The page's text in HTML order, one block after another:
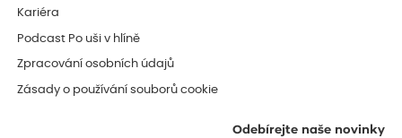
Kariéra
Podcast Po uši v hlíně
Zpracování osobních údajů
Zásady o používání souborů cookie
Odebírejte naše novinky